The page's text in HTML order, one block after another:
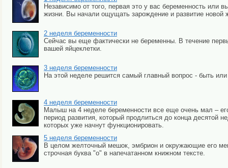
Независимо от того, первая это у вас беременность
жизни. Вы начали ощущать зарождение и развитие новой
2 неделя беременности
Сейчас вы еще фактически не беременны. В течение
вашей яйцеклетки.
3 неделя беременности
На этой неделе решится самый главный вопрос - быть
4 неделя беременности
Малыш на 4 неделе беременности все еще очень мал –
период развития, который продлиться до конца десятой
которых уже начнут функционировать.
5 неделя беременности
В целом желточный мешок, эмбрион и окружающие его
строчная буква "о" в напечатанном книжном тексте.